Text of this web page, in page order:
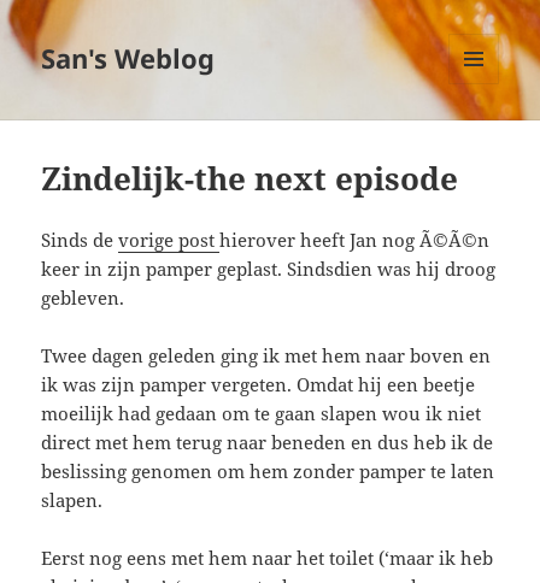
San's Weblog
MENU
EN
Zindelijk-the next episode
Sinds devorige posthierover heeft Jan nog Ã©Ã©n
keer in zijn pamper geplast. Sindsdien was hij droog
gebleven.
Twee dagen geleden ging ik met hem naar boven en
ik was zijn pamper vergeten. Omdat hij een beetje
moeilijk had gedaan om te gaan slapen wou ik niet
direct met hem terug naar beneden en dus heb ik de
beslissing genomen om hem zonder pamper te laten
slapen.
Eerst nog eens met hem naar het toilet (‘maar ik heb